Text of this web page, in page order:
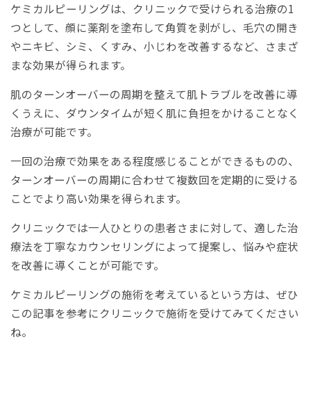
ケミカルピーリングは、クリニックで受けられる治療の1
つとして、顔に薬剤を塗布して角質を剥がし、毛穴の開き
やニキビ、シミ、くすみ、小じわを改善するなど、さまざ
まな効果が得られます。
肌のターンオーバーの周期を整えて肌トラブルを改善に導
くうえに、ダウンタイムが短く肌に負担をかけることなく
治療が可能です。
一回の治療で効果をある程度感じることができるものの、
ターンオーバーの周期に合わせて複数回を定期的に受ける
ことでより高い効果を得られます。
クリニックでは一人ひとりの患者さまに対して、適した治
療法を丁寧なカウンセリングによって提案し、悩みや症状
を改善に導くことが可能です。
ケミカルピーリングの施術を考えているという方は、ぜひ
この記事を参考にクリニックで施術を受けてみてください
ね。